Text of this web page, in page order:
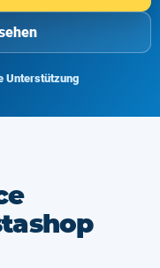
Unterstützung